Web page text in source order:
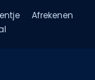
Afrekenen